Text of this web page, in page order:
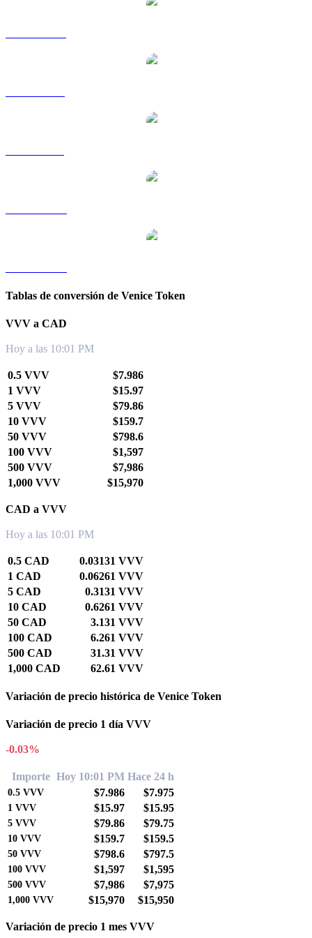
Tablas de conversión de Venice Token
VVV a CAD
Hoy a las 10:01 PM
0.5 VVV
$7.986
1 VVV
$15.97
5 VVV
$79.86
10 VVV
$159.7
50 VVV
$798.6
100 VVV
$1,597
500 VVV
$7,986
1,000 VVV
$15,970
CAD a VVV
Hoy a las 10:01 PM
0.5 CAD
0.03131 VVV
1 CAD
0.06261 VVV
5 CAD
0.3131 VVV
10 CAD
0.6261 VVV
50 CAD
3.131 VVV
100 CAD
6.261 VVV
500 CAD
31.31 VVV
1,000 CAD
62.61 VVV
Variación de precio histórica de Venice Token
Variación de precio 1 día VVV
-0.03%
Importe Hoy 10:01 PM Hace 24 h
0.5 VVV $7.986 $7.975
1 VVV $15.97 $15.95
5 VVV $79.86 $79.75
10 VVV $159.7 $159.5
50 VVV $798.6 $797.5
100 VVV $1,597 $1,595
500 VVV $7,986 $7,975
1,000 VVV $15,970 $15,950
Variación de precio 1 mes VVV